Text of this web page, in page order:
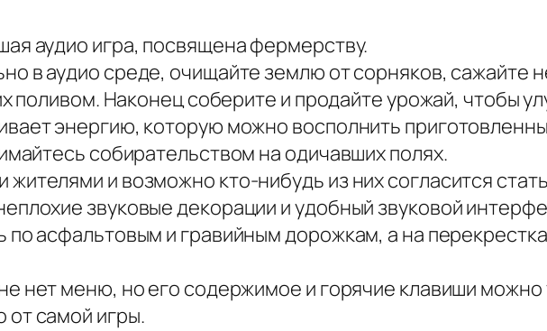
аудио игра, посвящена фермерству.
в аудио среде, очищайте землю от сорняков, сажайте
поливом. Наконец соберите и продайте урожай, чтобы
энергию, которую можно восполнить
собирательством на одичавших полях.
и возможно кто-нибудь из них согласится
звуковые декорации и удобный звуковой
по асфальтовым и гравийным дорожкам, а на
нет меню, но его содержимое и горячие клавиши
от самой игры.